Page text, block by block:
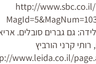
http://
www.leida.co.il/